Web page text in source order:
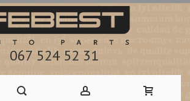
067 524 52 31